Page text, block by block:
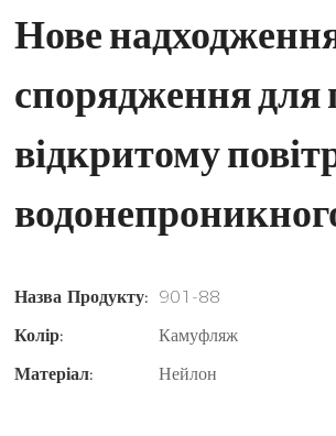
Нове
спорядження
відкритому
Назва Продукту: 901-88
Колір:
Камуфляж
Матеріал:
Нейлон